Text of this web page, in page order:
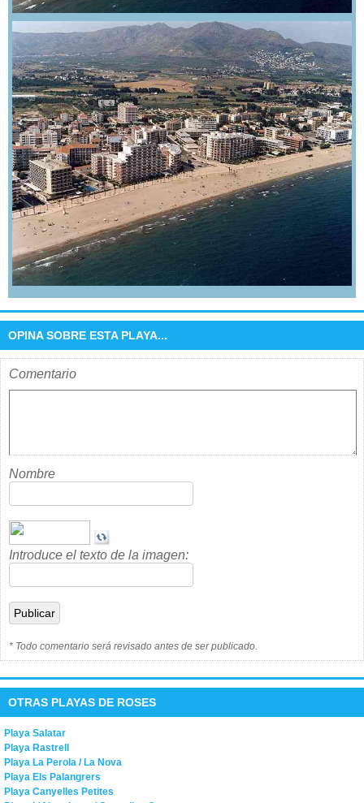
OPINA SOBRE ESTA PLAYA...
Comentario
Nombre
Introduce el texto de la imagen:
* Todo comentario será revisado antes de ser publicado.
OTRAS PLAYAS DE ROSES
Playa Salatar
Playa Rastrell
Playa La Perola / La Nova
Playa Els Palangrers
Playa Canyelles Petites